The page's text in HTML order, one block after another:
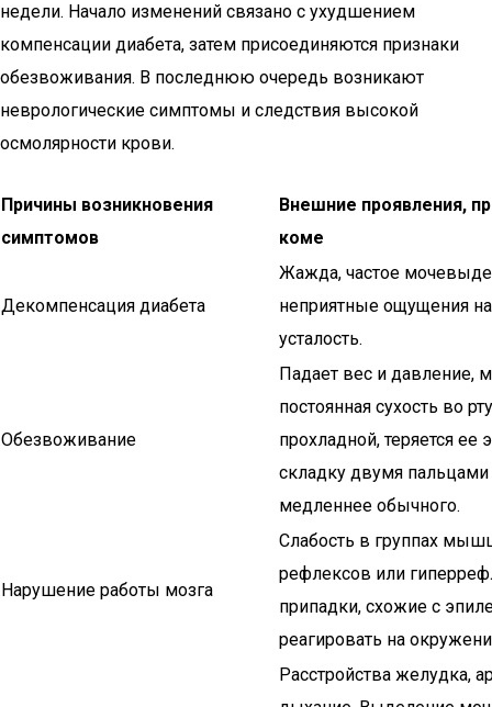
недели. Начало изменений связано с ухудшением
компенсации диабета, затем присоединяются признаки
обезвоживания. В последнюю очередь возникают
неврологические симптомы и следствия высокой
осмолярности крови.
Причины возникновения
симптомов
Внешние проявления,
коме
Декомпенсация диабета
Жажда, частое
неприятные ощущения на
усталость.
Обезвоживание
Падает вес и давление,
постоянная сухость во
прохладной, теряется ее
складку двумя
медленнее обычного.
Нарушение работы мозга
Слабость в группах
рефлексов или
припадки, схожие с
реагировать на
Расстройства желудка,